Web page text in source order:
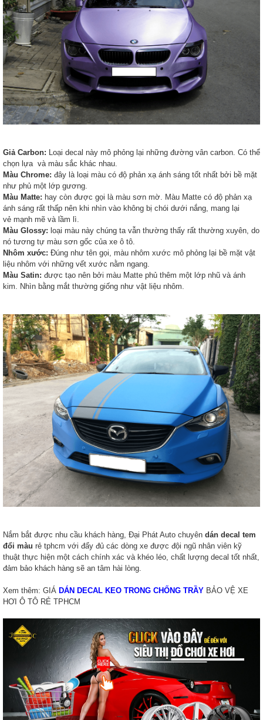
Giả Carbon: Loại decal này mô phỏng lại những đường vân carbon. Có thể
chọn lựa và màu sắc khác nhau.
Màu Chrome: đây là loại màu có độ phản xạ ánh sáng tốt nhất bởi bề mặt
như phủ một lớp gương.
Màu Matte: hay còn được gọi là màu sơn mờ. Màu Matte có độ phản xạ
ánh sáng rất thấp nên khi nhìn vào không bị chói dưới nắng, mang lại
vẻ mạnh mẽ và lầm lì.
Màu Glossy: loại màu này chúng ta vẫn thường thấy rất thường xuyên, do
nó tương tự màu sơn gốc của xe ô tô.
Nhôm xước: Đúng như tên gọi, màu nhôm xước mô phỏng lại bề mặt vật
liệu nhôm với những vết xước nằm ngang.
Màu Satin: được tạo nên bởi màu Matte phủ thêm một lớp nhũ và ánh
kim. Nhìn bằng mắt thường giống như vật liệu nhôm.
Nắm bắt được nhu cầu khách hàng, Đại Phát Auto chuyên dán decal tem
đổi màu rẻ tphcm với đẩy đủ các dòng xe được đội ngũ nhân viên kỹ
thuật thực hiện một cách chính xác và khéo léo, chất lượng decal tốt nhất,
đảm bảo khách hàng sẽ an tâm hài lòng.
Xem thêm: GIÁ DÁN DECAL KEO TRONG CHỐNG TRẦY BẢO VỆ XE
HƠI Ô TÔ RẺ TPHCM